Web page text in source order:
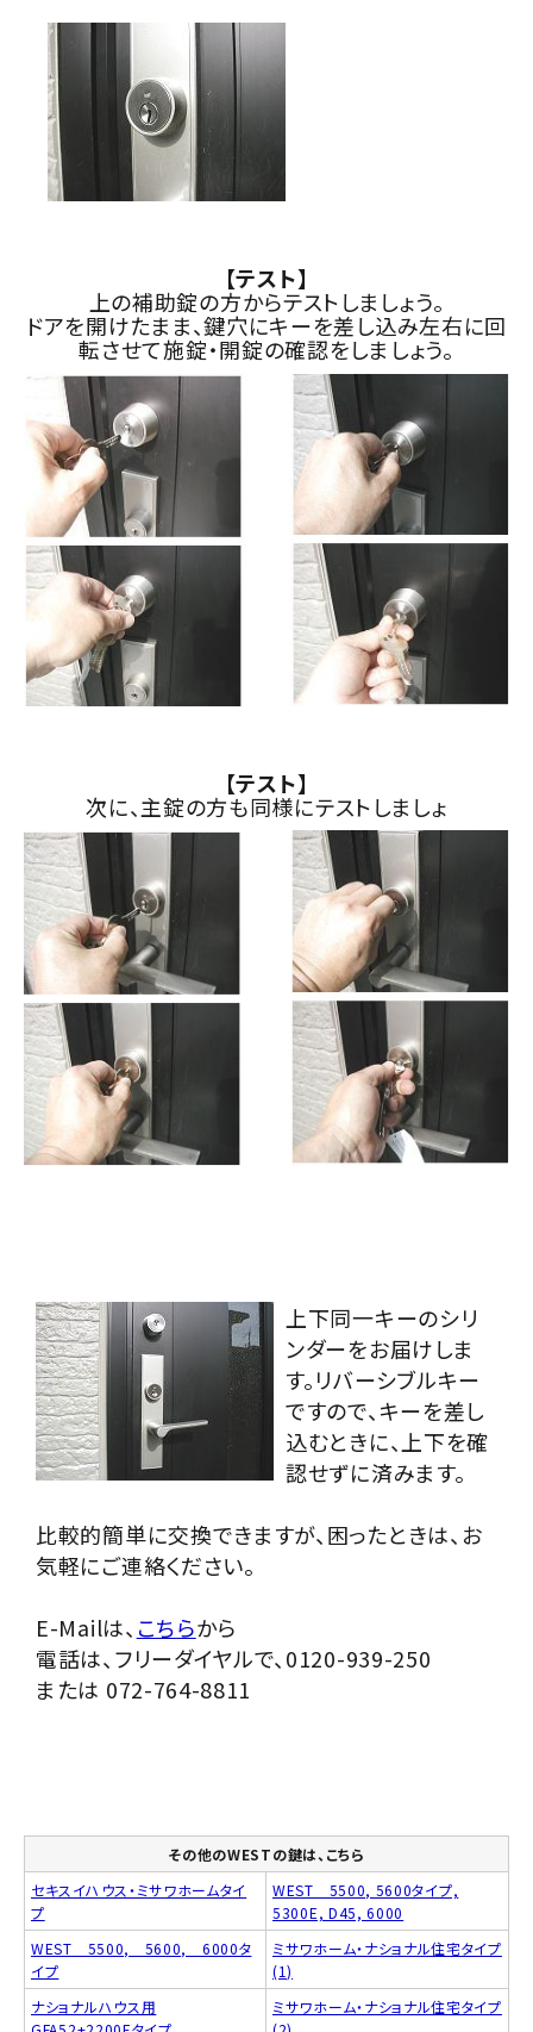
【テスト】
上の補助錠の方からテストしましょう。
ドアを開けたまま、鍵穴にキーを差し込み左右に回
転させて施錠・開錠の確認をしましょう。
【テスト】
次に、主錠の方も同様にテストしましょ
上下同一キーのシリ
ンダーをお届けしま
す。リバーシブルキー
ですので、キーを差し
込むときに、上下を確
認せずに済みます。
比較的簡単に交換できますが、困ったときは、お
気軽にご連絡ください。
E-Mailは、 こちらから
電話は、フリーダイヤルで、0120-939-250
または 072-764-8811
その他のWESTの鍵は、こちら
セキスイハウス・ミサワホームタイ
プ
WEST 5500, 5600タイプ,
5300E, D45, 6000
WEST 5500, 5600, 6000タ
イプ
ミサワホーム・ナショナル住宅タイプ
(1)
ナショナルハウス用
ミサワホーム・ナショナル住宅タイプ